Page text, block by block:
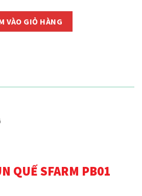
SFARM PB01 - Túi 2kg số lượng
VÀO GIỎ HÀNG
QUẾ SFARM PB01